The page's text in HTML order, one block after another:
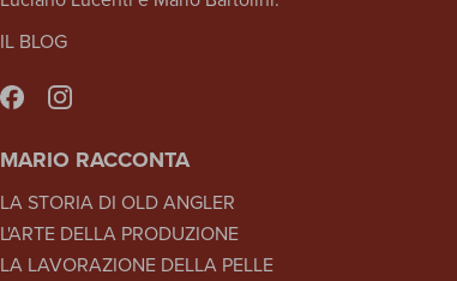
IL BLOG
MARIO RACCONTA
LA STORIA DI OLD ANGLER
L'ARTE DELLA PRODUZIONE
LA LAVORAZIONE DELLA PELLE